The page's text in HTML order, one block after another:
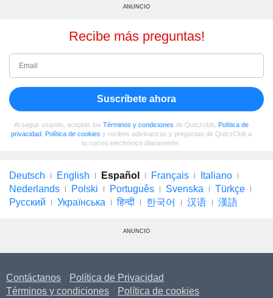
ANUNCIO
Recibe más preguntas!
Suscríbete ahora
Al seguir usando, aceptas los Términos y condiciones de Quizzclub, Política de
privacidad, Política de cookies y recibes adivinanzas y preguntas de QuizzClub a
tu correo electrónico diariamente.
Deutsch English Español Français
Italiano
Nederlands
Polski Português Svenska
Türkçe
Русский
Українська हिन्दी 한국어 汉语 漢語
ANUNCIO
Contáctanos
Política de Privacidad
Términos y condiciones
Política de cookies